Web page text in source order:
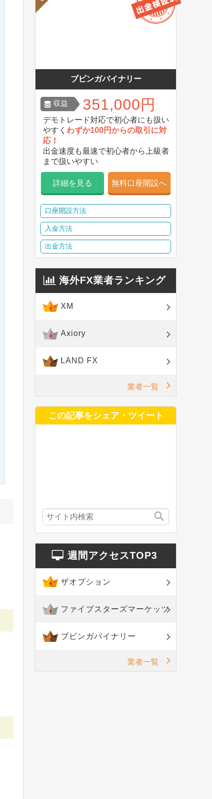
ブビンガバイナリー
収益 351,000円
デモトレード対応で初心者にも扱い
やすく わずか100円からの取引に対
応！
出金速度も最速で初心者から上級者
まで扱いやすい
詳細を見る 無料口座開設へ
口座開設方法
入金方法
出金方法
海外FX業者ランキング
XM
Axiory
LAND FX
業者一覧
この記事をシェア・ツイート
週間アクセスTOP3
ザオプション
ファイブスターズマーケッツ
ブビンガバイナリー
業者一覧